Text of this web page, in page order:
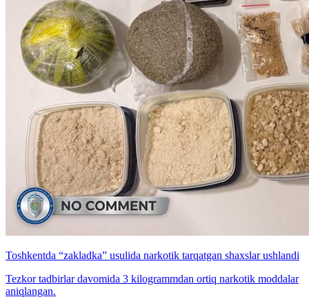
Toshkentda “zakladka” usulida narkotik tarqatgan shaxslar ushlandi
Tezkor tadbirlar davomida 3 kilogrammdan ortiq narkotik moddalar
aniqlangan.